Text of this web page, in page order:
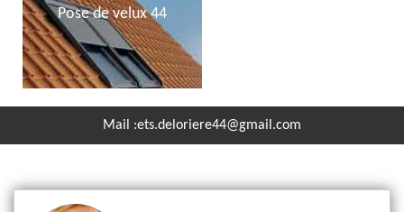
Pose de velux 44
Mail :ets.deloriere44@gmail.com